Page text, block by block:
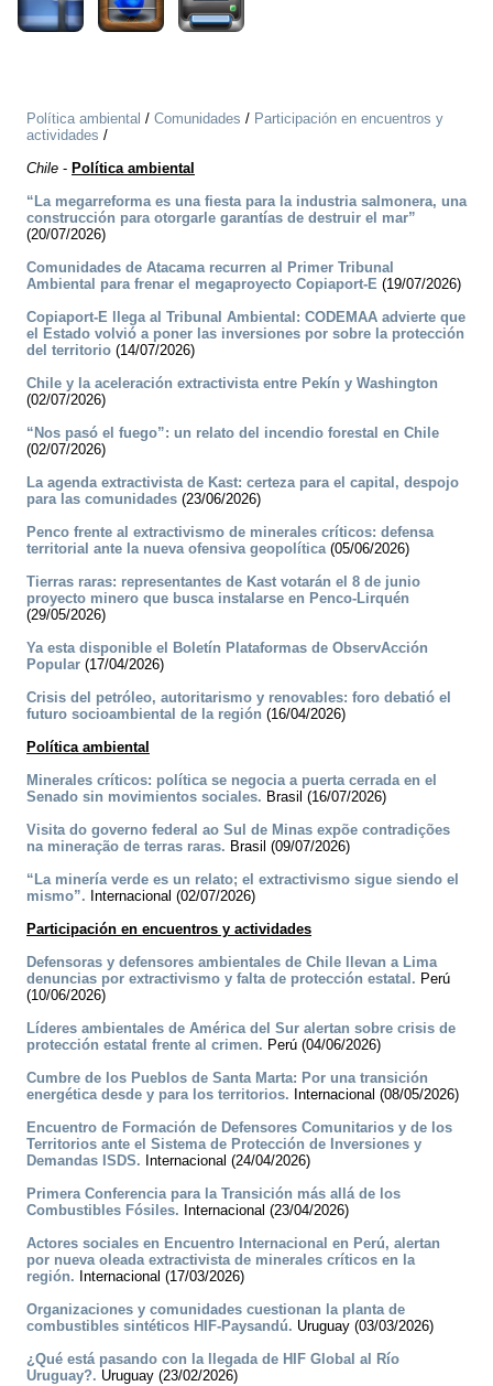
Política ambiental / Comunidades / Participación en encuentros y
actividades /
Chile - Política ambiental
“La megarreforma es una fiesta para la industria salmonera, una
construcción para otorgarle garantías de destruir el mar”
(20/07/2026)
Comunidades de Atacama recurren al Primer Tribunal
Ambiental para frenar el megaproyecto Copiaport-E (19/07/2026)
Copiaport-E llega al Tribunal Ambiental: CODEMAA advierte que
el Estado volvió a poner las inversiones por sobre la protección
del territorio (14/07/2026)
Chile y la aceleración extractivista entre Pekín y Washington
(02/07/2026)
“Nos pasó el fuego”: un relato del incendio forestal en Chile
(02/07/2026)
La agenda extractivista de Kast: certeza para el capital, despojo
para las comunidades (23/06/2026)
Penco frente al extractivismo de minerales críticos: defensa
territorial ante la nueva ofensiva geopolítica(05/06/2026)
Tierras raras: representantes de Kast votarán el 8 de junio
proyecto minero que busca instalarse en Penco-Lirquén
(29/05/2026)
Ya esta disponible el Boletín Plataformas de ObservAcción
Popular (17/04/2026)
Crisis del petróleo, autoritarismo y renovables: foro debatió el
futuro socioambiental de la región (16/04/2026)
Política ambiental
Minerales críticos: política se negocia a puerta cerrada en el
Senado sin movimientos sociales. Brasil (16/07/2026)
Visita do governo federal ao Sul de Minas expõe contradições
na mineração de terras raras. Brasil (09/07/2026)
“La minería verde es un relato; el extractivismo sigue siendo el
mismo”. Internacional (02/07/2026)
Participación en encuentros y actividades
Defensoras y defensores ambientales de Chile llevan a Lima
denuncias por extractivismo y falta de protección estatal. Perú
(10/06/2026)
Líderes ambientales de América del Sur alertan sobre crisis de
protección estatal frente al crimen. Perú (04/06/2026)
Cumbre de los Pueblos de Santa Marta: Por una transición
energética desde y para los territorios. Internacional (08/05/2026)
Encuentro de Formación de Defensores Comunitarios y de los
Territorios ante el Sistema de Protección de Inversiones y
Demandas ISDS. Internacional (24/04/2026)
Primera Conferencia para la Transición más allá de los
Combustibles Fósiles. Internacional (23/04/2026)
Actores sociales en Encuentro Internacional en Perú, alertan
por nueva oleada extractivista de minerales críticos en la
región. Internacional (17/03/2026)
Organizaciones y comunidades cuestionan la planta de
combustibles sintéticos HIF-Paysandú. Uruguay (03/03/2026)
¿Qué está pasando con la llegada de HIF Global al Río
Uruguay?. Uruguay (23/02/2026)